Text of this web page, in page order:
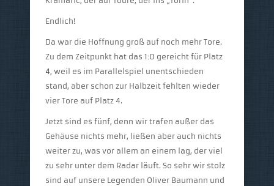
Endlich!
Da war die Hoffnung groß auf noch mehr Tore.
Zu dem Zeitpunkt hat das 1:0 gereicht für Platz
4, weil es im Parallelspiel unentschieden
stand, aber schon zur Halbzeit fehlten wieder
vier Tore auf Platz 4.
Jetzt sind es fünf, denn wir trafen außer das
Gehäuse nichts mehr, ließen aber auch nichts
weiter zu, was vor allem an einem lag, der viel
zu sehr unter dem Radar läuft. So sehr wir stolz
sind auf unsere Legenden Oliver Baumann und